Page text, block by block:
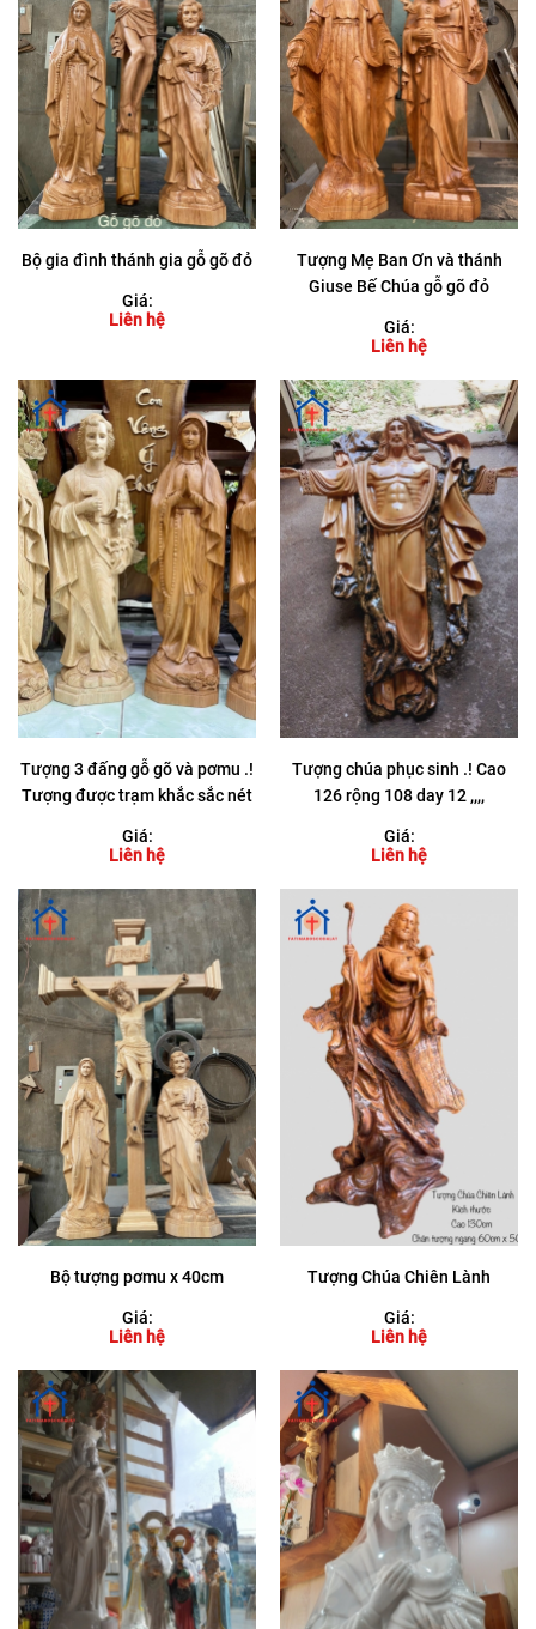
Bộ gia đình thánh gia gỗ gõ đỏ
Giá:
Liên hệ
Tượng Mẹ Ban Ơn và thánh
Giuse Bế Chúa gỗ gõ đỏ
Giá:
Liên hệ
Tượng 3 đấng gỗ gõ và pơmu .!
Tượng được trạm khắc sắc nét
Giá:
Liên hệ
Tượng chúa phục sinh .! Cao
126 rộng 108 day 12 ,,,,
Giá:
Liên hệ
Bộ tượng pơmu x 40cm
Giá:
Liên hệ
Tượng Chúa Chiên Lành
Giá:
Liên hệ